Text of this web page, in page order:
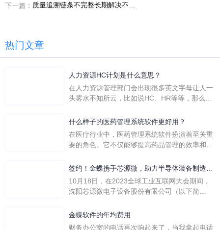
下一篇：
热门文章
人力资源HC计划是什么意思？
在人力资源管理部门会出现很多英文字母让人一
头雾水不知所云，比如说HC、HR等等，那么它
么呢？
什么样子的医药管理系统软件更好用？
在医疗行业中，医药管理系统软件扮演着至关重
要的角色。它不仅能够提高药品管理的效率和准
一个好用的医药管理系统软件应具备以下特点。
地进行操作。 复杂的
签约！金蝶携手芯源微，助力半导体装备制造领
先企业迈向世界
10月18日，在2023全球工业互联网大会期间，
沈阳芯源微电子设备股份有限公司（以下简
下简称“金蝶”）在辽宁沈阳签署战略合作协议。
金蝶软件的年均费用
财务办公室的电话再次响起来了，当我拿起电话